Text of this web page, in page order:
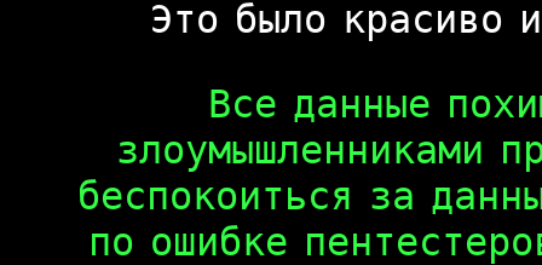
Это было красиво
Все данные
злоумышленниками
беспокоиться за
по ошибке